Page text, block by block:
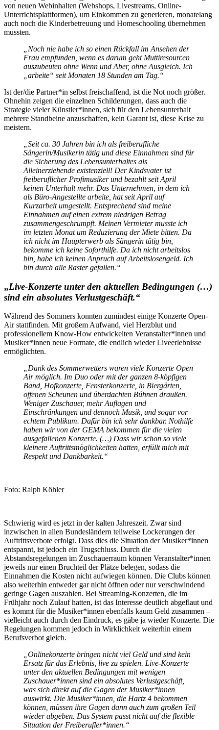
von neuen Webinhalten (Webshops, Livestreams, Online-
Unterrichtsplattformen), um Einkommen zu generieren, monatelang
auch noch die Kinderbetreuung und Homeschooling übernehmen
mussten.
Noch nie habe ich so einen Rückfall im Ansehen der
Frau empfunden, wenn es darum geht Muttiresourcen
auszubeuten ohne Wenn und Aber, ohne Ausgleich. Ich
„arbeite“ seit Monaten 18 Stunden am Tag.“
Ist der/die Partner*in selbst freischaffend, ist die Not noch größer.
Ohnehin zeigen die einzelnen Schilderungen, dass auch die
Strategie vieler Künstler*innen, sich für den Lebensunterhalt
mehrere Standbeine anzuschaffen, kein Garant ist, diese Krise zu
meistern.
Seit ca. 30 Jahren bin ich als freiberufliche
Sängerin/Musikerin tätig und diese Einnahmen sind für
die Sicherung des Lebensunterhaltes als
Alleinerziehende existenziell! Der Kindsvater ist
freiberuflicher Profimusiker und bezahlt seit April
keinen Unterhalt mehr. Das Unternehmen, in dem ich
als Büro-Angestellte arbeite, hat seit April auf
Kurzarbeit umgestellt. Entsprechend sind meine
Einnahmen auf einen extrem niedrigen Betrag
zusammengeschrumpft. Meinen Vermieter musste ich
im letzten Monat um Reduzierung der Miete bitten. Da
ich nicht im Haupterwerb als Sängerin tätig bin,
bekomme ich keine Soforthilfe. Da ich nicht arbeitslos
bin, habe ich keinen Anpruch auf Arbeitslosengeld. Ich
bin durch alle Raster gefallen.“
„Live-Konzerte unter den aktuellen Bedingungen (…)
sind ein absolutes Verlustgeschäft.“
Während des Sommers konnten zumindest einige Konzerte Open-
Air stattfinden. Mit großem Aufwand, viel Herzblut und
professionellem Know-How entwickelten Veranstalter*innen und
Musiker*innen neue Formate, die endlich wieder Liveerlebnisse
ermöglichten.
„Dank des Sommerwetters waren viele Konzerte Open
Air möglich. Im Duo oder mit der ganzen 8-köpfigen
Band, Hofkonzerte, Fensterkonzerte, in Biergärten,
offenen Scheunen und überdachten Bühnen draußen.
Weniger Zuschauer, mehr Auflagen und
Einschränkungen und dennoch Musik, und sogar vor
echtem Publikum. Dafür bin ich sehr dankbar. Nothilfe
haben wir von der GEMA bekommen für die vielen
ausgefallenen Konzerte. (…) Dass wir schon so viele
kleinere Auftrittsmöglichkeiten hatten, erfüllt mich mit
Respekt und Dankbarkeit.“
Foto: Ralph Köhler
Schwierig wird es jetzt in der kalten Jahreszeit. Zwar sind
inzwischen in allen Bundesländern teilweise Lockerungen der
Auftrittsverbote erfolgt. Dass dies die Situation der Musiker*innen
entspannt, ist jedoch ein Trugschluss. Durch die
Abstandsregelungen im Zuschauerraum können Veranstalter*innen
jeweils nur einen Bruchteil der Plätze belegen, sodass die
Einnahmen die Kosten nicht aufwiegen können. Die Clubs können
also weiterhin entweder gar nicht öffnen oder nur verschwindend
geringe Gagen auszahlen. Bei Streaming-Konzerten, die im
Frühjahr noch Zulauf hatten, ist das Interesse deutlich abgeflaut und
es kommt für die Musiker*innen ebenfalls kaum Geld zusammen –
vielleicht auch durch den Eindruck, es gäbe ja wieder Konzerte. Die
Regelungen kommen jedoch in Wirklichkeit weiterhin einem
Berufsverbot gleich.
„Onlinekonzerte bringen nicht viel Geld und sind kein
Ersatz für das Erlebnis, live zu spielen. Live-Konzerte
unter den aktuellen Bedingungen mit wenigen
Zuschauer*innen sind ein absolutes Verlustgeschäft,
was sich direkt auf die Gagen der Musiker*innen
auswirkt. Die Musiker*innen, die Hartz 4 bekommen
können, müssen ihre Gagen dann auch zum großen Teil
wieder abgeben. Das System passt nicht auf die flexible
Situation der Freiberufler*innen.“